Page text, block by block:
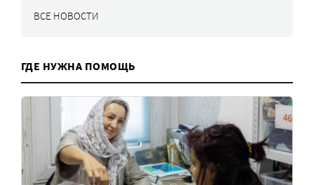
ВСЕ НОВОСТИ
ГДЕ НУЖНА ПОМОЩЬ